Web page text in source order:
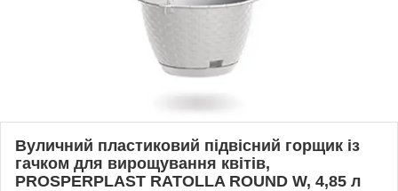
Вуличний пластиковий підвісний горщик із
гачком для вирощування квітів,
PROSPERPLAST RATOLLA ROUND W, 4,85 л